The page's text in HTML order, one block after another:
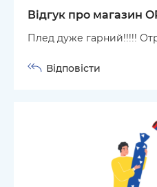
Відгук про магазин
Плед дуже гарний!!!!!
Відповісти